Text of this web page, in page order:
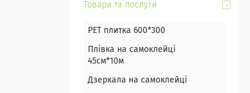
Товари та послуги
PET плитка 600*300
Плівка на самоклейці
45см*10м
Дзеркала на самоклейці